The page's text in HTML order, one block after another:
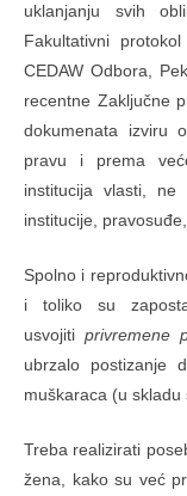
uklanjanju svih
Fakultativni
CEDAW Odbora,
recentne Zaključne
dokumenata izviru
pravu i prema
institucija vlasti, ne
institucije,
Spolno i
i toliko su
usvojitiprivremene
ubrzalo postizanje
muškaraca (u skladu
Treba realizirati
žena, kako su već